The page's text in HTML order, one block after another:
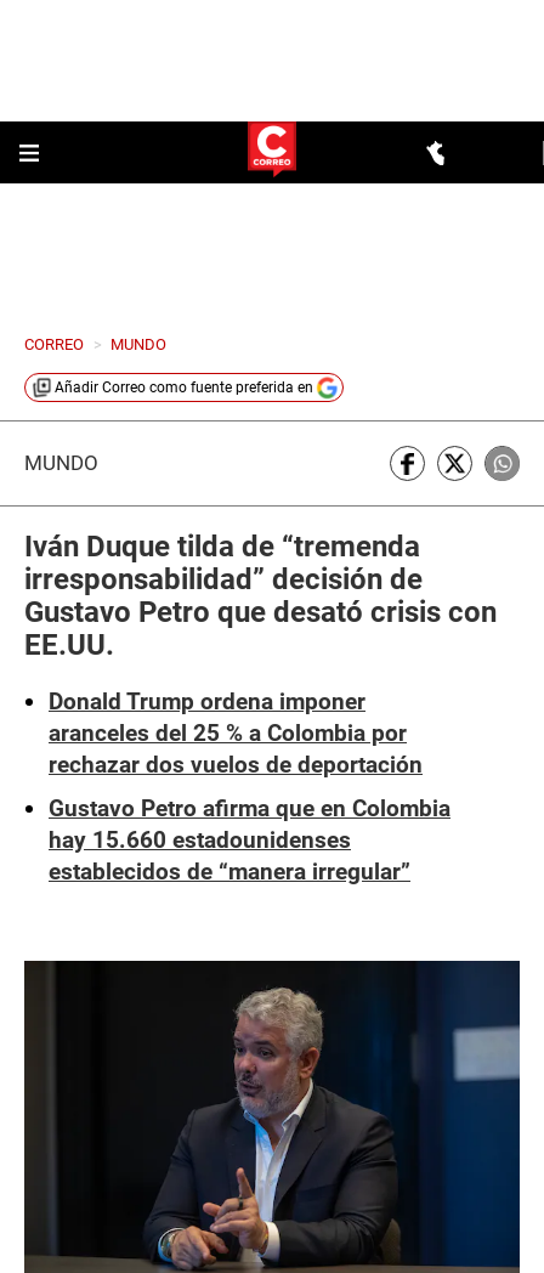
CORREO > MUNDO
Añadir Correo como fuente preferida en
MUNDO
Iván Duque tilda de “tremenda
irresponsabilidad” decisión de
Gustavo Petro que desató crisis con
EE.UU.
Donald Trump ordena imponer
aranceles del 25 % a Colombia por
rechazar dos vuelos de deportación
Gustavo Petro afirma que en Colombia
hay 15.660 estadounidenses
establecidos de “manera irregular”